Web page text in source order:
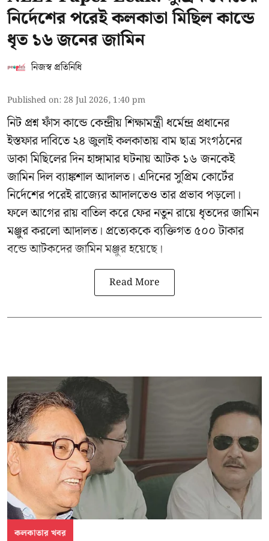
নির্দেশের পরেই কলকাতা মিছিল কান্ডে
ধৃত ১৬ জনের জামিন
নিজস্ব প্রতিনিধি
Published on: 28 Jul 2026, 1:40 pm
নিট প্রশ্ন ফাঁস কান্ডে কেন্দ্রীয় শিক্ষামন্ত্রী ধর্মেন্দ্র প্রধানের
ইস্তফার দাবিতে ২৪ জুলাই কলকাতায় বাম ছাত্র সংগঠনের
ডাকা মিছিলের দিন হাঙ্গামার ঘটনায় আটক ১৬ জনকেই
জামিন দিল ব্যাঙ্কশাল আদালত। এদিনের সুপ্রিম কোর্টের
নির্দেশের পরেই রাজ্যের আদালতেও তার প্রভাব পড়লো।
ফলে আগের রায় বাতিল করে ফের নতুন রায়ে ধৃতদের জামিন
মঞ্জুর করলো আদালত। প্রত্যেককে ব্যক্তিগত ৫০০ টাকার
বন্ডে আটকদের জামিন মঞ্জুর হয়েছে।
Read More
কলকাতার খবর